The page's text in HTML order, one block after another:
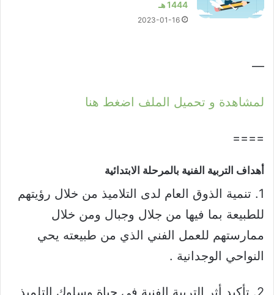
1444 هـ
2023-01-16
—
لمشاهدة و تحميل الملف اضغط هنا
====
أهداف التربية الفنية بالمرحلة الابتدائية​
1. تنمية الذوق العام لدى التلاميذ من خلال رؤيتهم
للطبيعة بما فيها من جلال وجبال ومن خلال
ممارستهم للعمل الفني الذي من طبيعته يحي
النواحي الوجدانية .
2. تأكيد أثر التربية الفنية في حياة وسلوك التلميذ